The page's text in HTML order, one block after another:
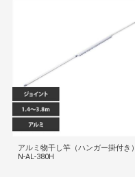
アルミ物干し竿（ハンガー掛付き）
N-AL-380H